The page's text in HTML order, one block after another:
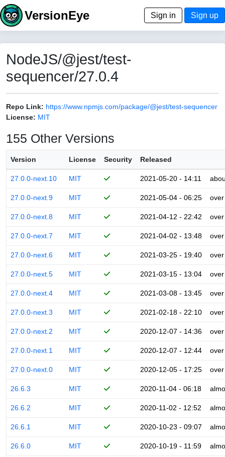
VersionEye Sign in Sign up
NodeJS/@jest/test-
sequencer/27.0.4
Repo Link: https://www.npmjs.com/package/@jest/test-sequencer
License: MIT
155 Other Versions
Version License Security Released
27.0.0-next.10 MIT 2021-05-20 - 14:11
27.0.0-next.9 MIT 2021-05-04 - 06:25
27.0.0-next.8 MIT 2021-04-12 - 22:42
27.0.0-next.7 MIT 2021-04-02 - 13:48
27.0.0-next.6 MIT 2021-03-25 - 19:40
27.0.0-next.5 MIT 2021-03-15 - 13:04
27.0.0-next.4 MIT 2021-03-08 - 13:45
27.0.0-next.3 MIT 2021-02-18 - 22:10
27.0.0-next.2 MIT 2020-12-07 - 14:36
27.0.0-next.1 MIT 2020-12-07 - 12:44
27.0.0-next.0 MIT 2020-12-05 - 17:25
26.6.3 MIT 2020-11-04 - 06:18
26.6.2 MIT 2020-11-02 - 12:52
26.6.1 MIT 2020-10-23 - 09:07
26.6.0 MIT 2020-10-19 - 11:59